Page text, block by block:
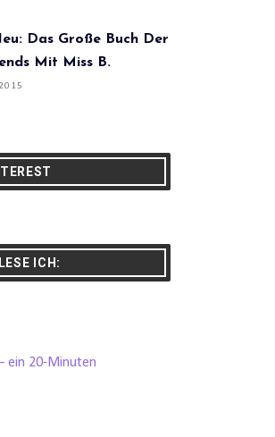
Das Große Buch Der
Mit Miss B.
ICH:
ein 20-Minuten